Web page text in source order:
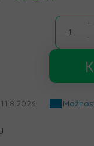
11.8.2026